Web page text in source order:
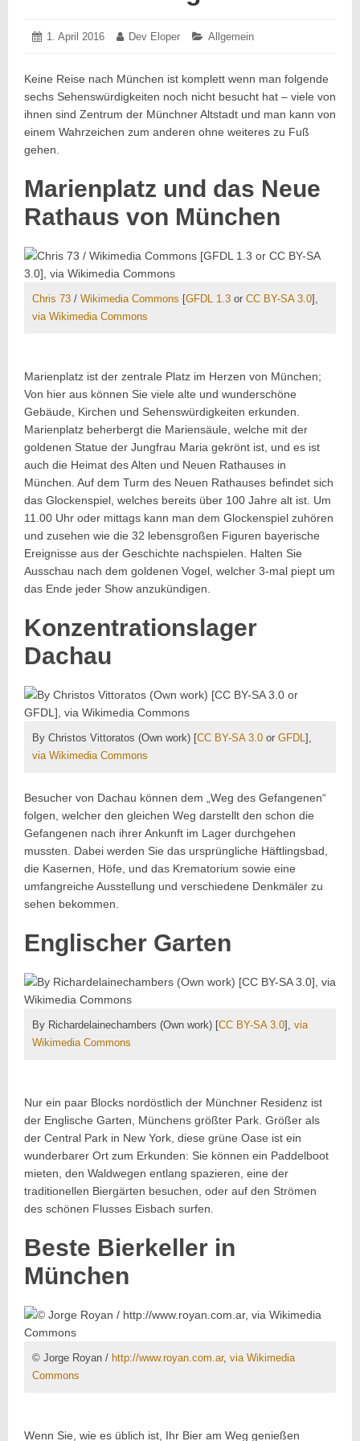
Posted
1. April 2016 Author:
Dev Eloper Categories:
Allgemein
Keine Reise nach München ist komplett wenn man folgende
sechs Sehenswürdigkeiten noch nicht besucht hat – viele von
ihnen sind Zentrum der Münchner Altstadt und man kann von
einem Wahrzeichen zum anderen ohne weiteres zu Fuß
gehen.
Marienplatz und das Neue
Rathaus von München
Chris 73 / Wikimedia Commons [GFDL 1.3 or CC BY-SA 3.0],
via Wikimedia Commons
Marienplatz ist der zentrale Platz im Herzen von München;
Von hier aus können Sie viele alte und wunderschöne
Gebäude, Kirchen und Sehenswürdigkeiten erkunden.
Marienplatz beherbergt die Mariensäule, welche mit der
goldenen Statue der Jungfrau Maria gekrönt ist, und es ist
auch die Heimat des Alten und Neuen Rathauses in
München. Auf dem Turm des Neuen Rathauses befindet sich
das Glockenspiel, welches bereits über 100 Jahre alt ist. Um
11.00 Uhr oder mittags kann man dem Glockenspiel zuhören
und zusehen wie die 32 lebensgroßen Figuren bayerische
Ereignisse aus der Geschichte nachspielen. Halten Sie
Ausschau nach dem goldenen Vogel, welcher 3-mal piept um
das Ende jeder Show anzukündigen.
Konzentrationslager
Dachau
By Christos Vittoratos (Own work) [CC BY-SA 3.0 or GFDL],
via Wikimedia Commons
Besucher von Dachau können dem „Weg des Gefangenen“
folgen, welcher den gleichen Weg darstellt den schon die
Gefangenen nach ihrer Ankunft im Lager durchgehen
mussten. Dabei werden Sie das ursprüngliche Häftlingsbad,
die Kasernen, Höfe, und das Krematorium sowie eine
umfangreiche Ausstellung und verschiedene Denkmäler zu
sehen bekommen.
Englischer Garten
By Richardelainechambers (Own work) [CC BY-SA 3.0], via
Wikimedia Commons
Nur ein paar Blocks nordöstlich der Münchner Residenz ist
der Englische Garten, Münchens größter Park. Größer als
der Central Park in New York, diese grüne Oase ist ein
wunderbarer Ort zum Erkunden: Sie können ein Paddelboot
mieten, den Waldwegen entlang spazieren, eine der
traditionellen Biergärten besuchen, oder auf den Strömen
des schönen Flusses Eisbach surfen.
Beste Bierkeller in
München
© Jorge Royan / http://www.royan.com.ar, via Wikimedia
Commons
Wenn Sie, wie es üblich ist, Ihr Bier am Weg genießen